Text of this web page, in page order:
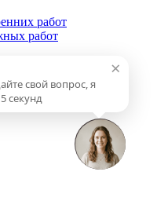
работ
работ
×
свой вопрос, я
секунд